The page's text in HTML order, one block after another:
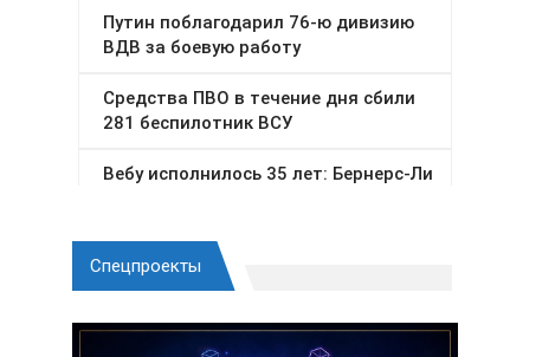
Спецпроекты